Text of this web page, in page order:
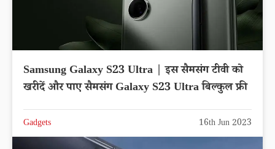
Samsung Galaxy S23 Ultra | इस सैमसंग टीवी को
खरीदें और पाए सैमसंग Galaxy S23 Ultra बिल्कुल फ्री
Gadgets 16th Jun 2023